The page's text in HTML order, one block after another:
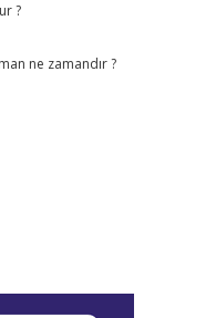
?
ne zamandır ?